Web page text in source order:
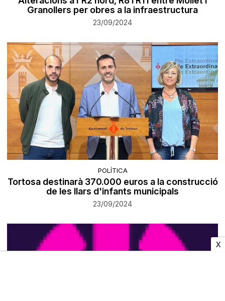
X
Granollers per obres a la infraestructura
23/09/2024
POLÍTICA
Tortosa destinarà 370.000 euros a la construcció
de les llars d'infants municipals
23/09/2024